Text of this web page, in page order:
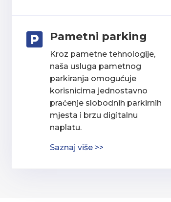
 Pametni parking
Kroz pametne tehnologije,
naša usluga pametnog
parkiranja omogućuje
korisnicima jednostavno
praćenje slobodnih parkirnih
mjesta i brzu digitalnu
naplatu.
Saznaj više >>